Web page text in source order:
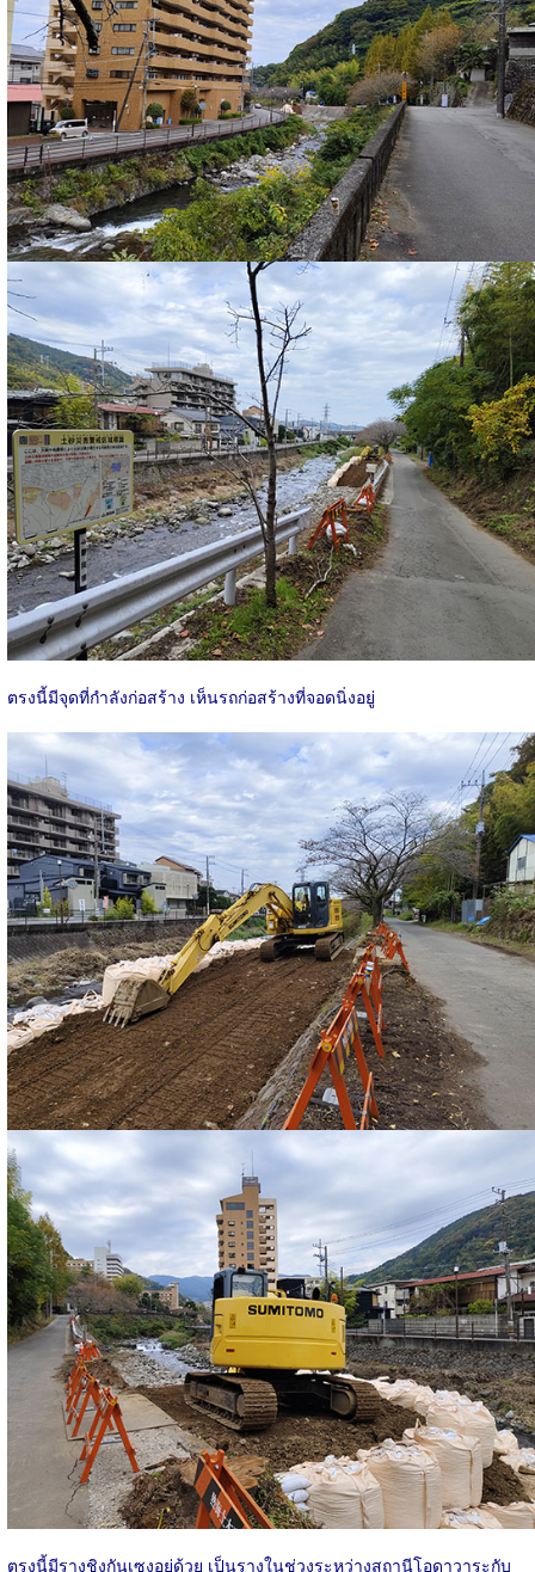
ตรงนี้มีจุดที่กำลังก่อสร้าง เห็นรถก่อสร้างที่จอดนิ่งอยู่
ตรงนี้มีรางชิงกันเซงอยู่ด้วย เป็นรางในช่วงระหว่างสถานีโอดาวาระกับ